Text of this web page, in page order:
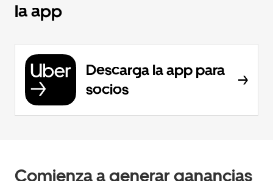
la app
Descarga la app para
socios
Comienza a generar ganancias